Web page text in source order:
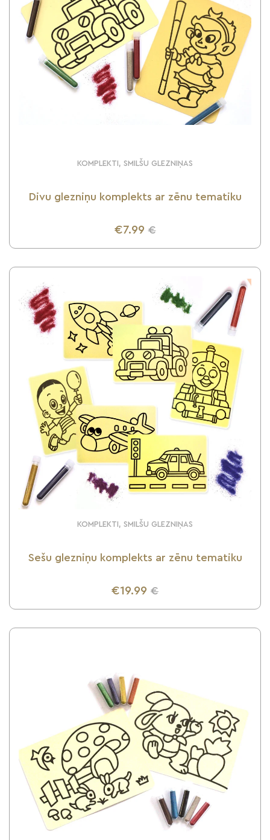
KOMPLEKTI, SMILŠU GLEZNIŅAS
Divu glezniņu komplekts ar zēnu tematiku
€7.99 €
UZZINI VAIRĀK
KOMPLEKTI, SMILŠU GLEZNIŅAS
Sešu glezniņu komplekts ar zēnu tematiku
€19.99 €
UZZINI VAIRĀK